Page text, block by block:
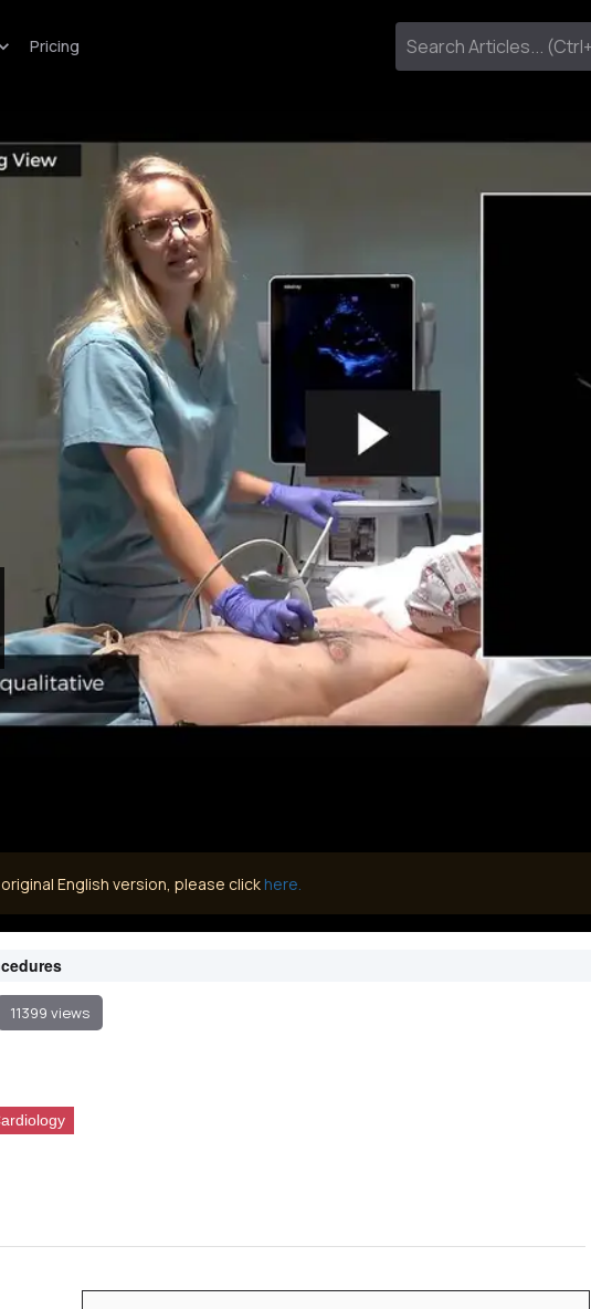
Pricing
English version, please click here.
11399 views